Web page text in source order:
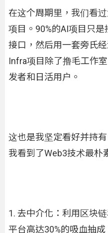
在这个周期里，我们看
项目。90%的AI项目只是
接口，然后用一套旁氏
Infra项目除了撸毛工作
发者和日活用户。
这也是我坚定看好并持
我看到了Web3技术最朴
1. 去中介化：利用区块
平台高达30%的吸血抽成